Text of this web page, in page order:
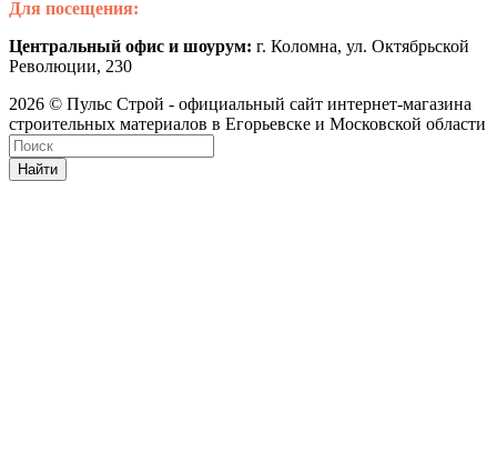
Для посещения:
Центральный офис и шоурум: г. Коломна, ул. Октябрьской
Революции, 230
2026 © Пульс Строй - официальный сайт интернет-магазина
строительных материалов в Егорьевске и Московской области
Найти